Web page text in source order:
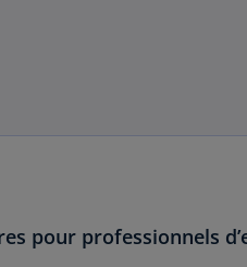
pour professionnels